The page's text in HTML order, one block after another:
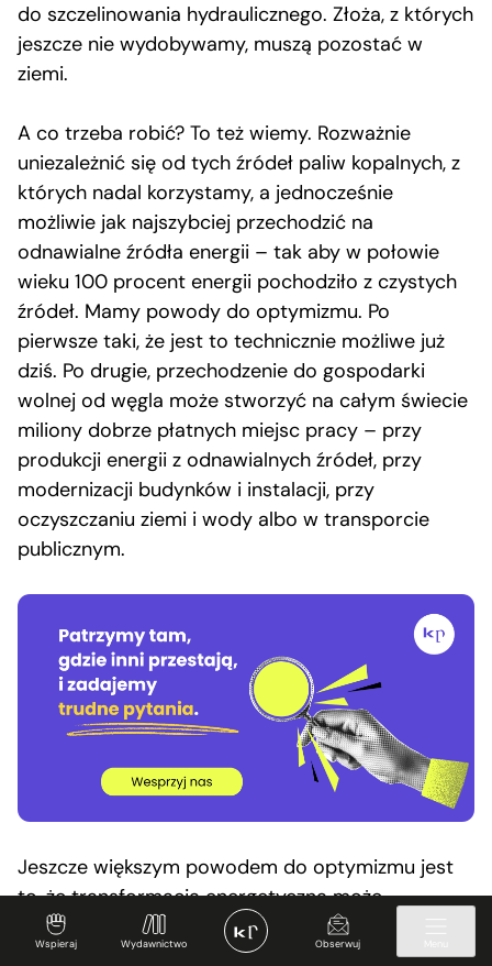
Wspieraj Wydawnictwo Obserwuj
do szczelinowania hydraulicznego. Złoża, z których
jeszcze nie wydobywamy, muszą pozostać w
ziemi.
A co trzeba robić? To też wiemy. Rozważnie
uniezależnić się od tych źródeł paliw kopalnych, z
których nadal korzystamy, a jednocześnie
możliwie jak najszybciej przechodzić na
odnawialne źródła energii – tak aby w połowie
wieku 100 procent energii pochodziło z czystych
źródeł. Mamy powody do optymizmu. Po
pierwsze taki, że jest to technicznie możliwe już
dziś. Po drugie, przechodzenie do gospodarki
wolnej od węgla może stworzyć na całym świecie
miliony dobrze płatnych miejsc pracy – przy
produkcji energii z odnawialnych źródeł, przy
modernizacji budynków i instalacji, przy
oczyszczaniu ziemi i wody albo w transporcie
publicznym.
Jeszcze większym powodem do optymizmu jest
to, że transformacja energetyczna może
pociągnąć za sobą transformację społeczną. Daje
niepowtarzalną okazję przekształcenia